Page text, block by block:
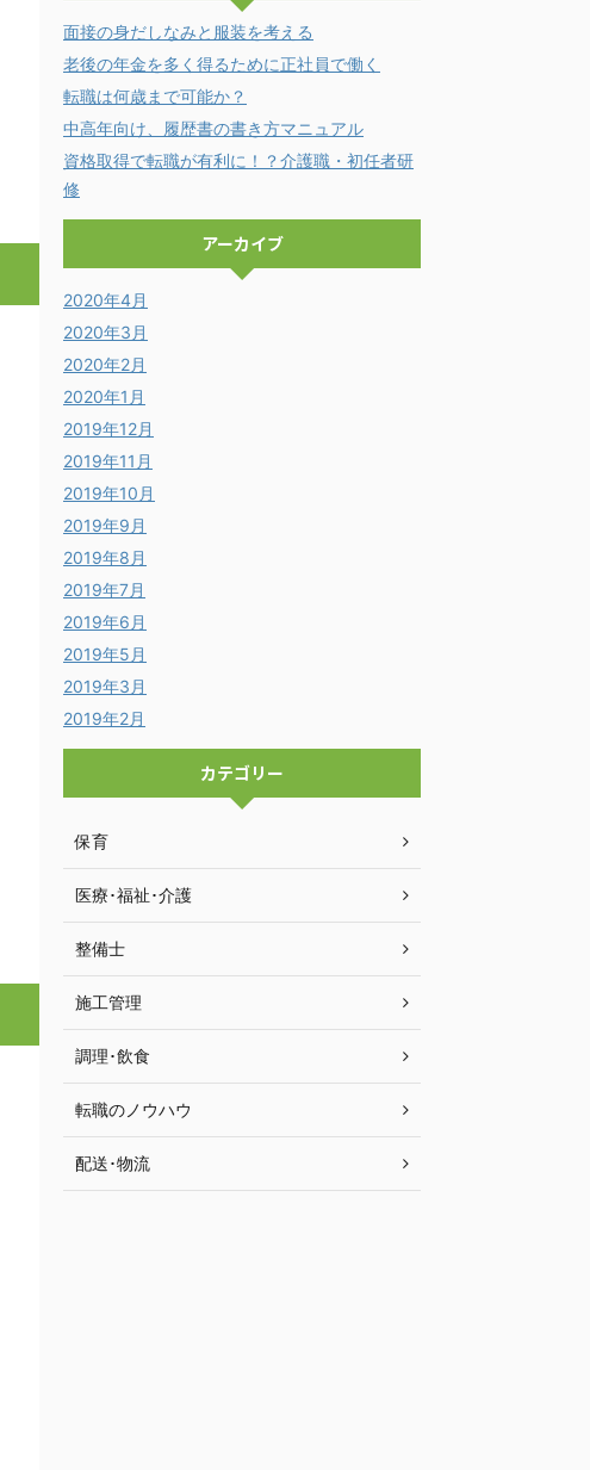
面接の身だしなみと服装を考える
老後の年金を多く得るために正社員で働く
転職は何歳まで可能か？
中高年向け、履歴書の書き方マニュアル
資格取得で転職が有利に！？介護職・初任者研
修
アーカイブ
2020年4月
2020年3月
2020年2月
2020年1月
2019年12月
2019年11月
2019年10月
2019年9月
2019年8月
2019年7月
2019年6月
2019年5月
2019年3月
2019年2月
カテゴリー
保育
医療･福祉･介護
整備士
施工管理
調理･飲食
転職のノウハウ
配送･物流